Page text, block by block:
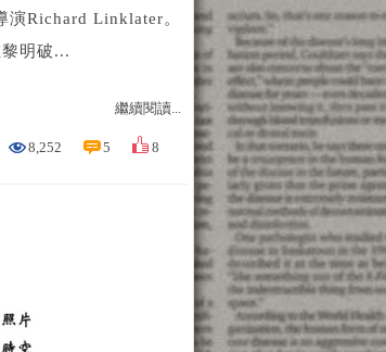
Richard Linklater。
明破...
繼續閱讀...
8,252 5 8